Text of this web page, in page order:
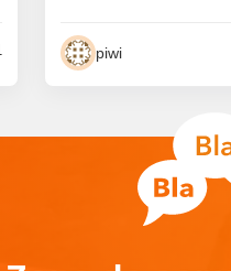
piwi